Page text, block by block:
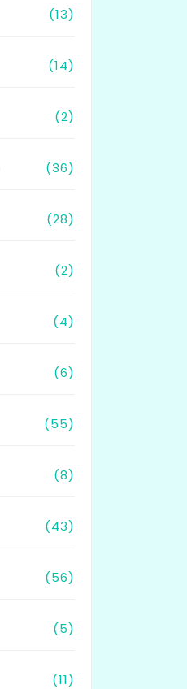
(13)
(14)
(2)
(36)
(28)
(2)
(4)
(6)
(55)
(8)
(43)
(56)
(5)
(11)